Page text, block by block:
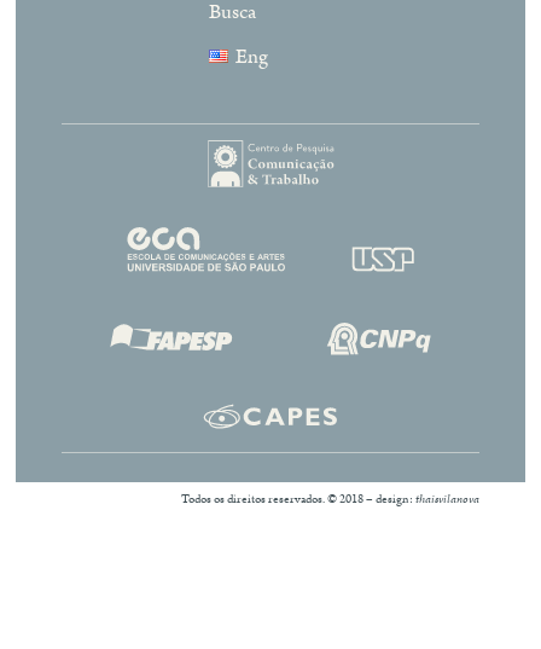
Busca
Eng
Todos os direitos reservados. © 2018 – design:thaisvilanova